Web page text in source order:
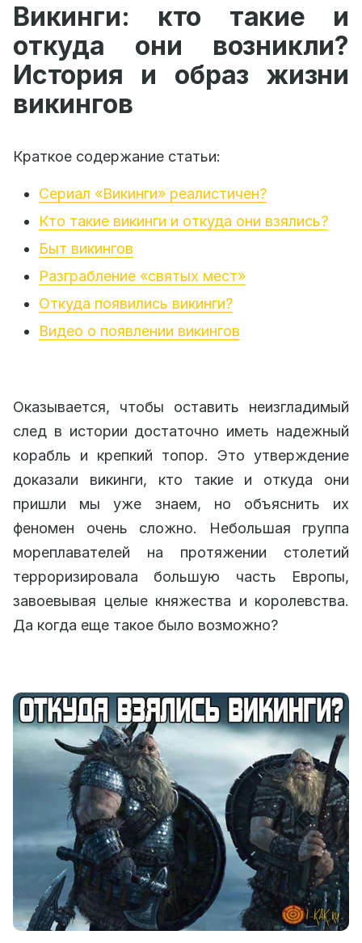
Викинги: кто такие и
откуда они возникли?
История и образ жизни
викингов
Краткое содержание статьи:
Сериал «Викинги» реалистичен?
Кто такие викинги и откуда они взялись?
Быт викингов
Разграбление «святых мест»
Откуда появились викинги?
Видео о появлении викингов
Оказывается, чтобы оставить неизгладимый
след в истории достаточно иметь надежный
корабль и крепкий топор. Это утверждение
доказали викинги, кто такие и откуда они
пришли мы уже знаем, но объяснить их
феномен очень сложно. Небольшая группа
мореплавателей на протяжении столетий
терроризировала большую часть Европы,
завоевывая целые княжества и королевства.
Да когда еще такое было возможно?